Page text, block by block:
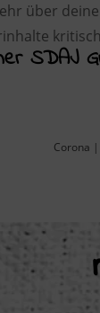
über
SDAJ
Corona |